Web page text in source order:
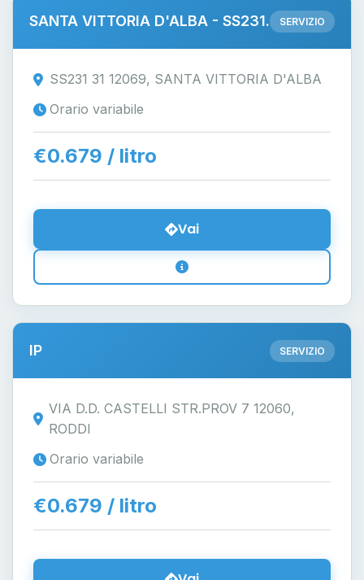
SANTA VITTORIA D'ALBA - SS231. SERVIZIO
SS231 31 12069, SANTA VITTORIA D'ALBA
Orario variabile
€0.679 / litro
Vai
IP SERVIZIO
VIA D.D. CASTELLI STR.PROV 7 12060,
RODDI
Orario variabile
€0.679 / litro